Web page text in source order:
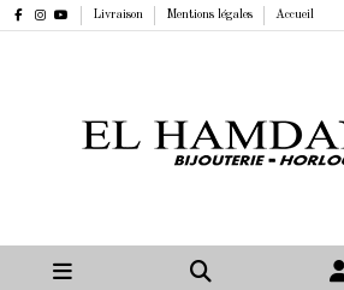
Livraison Mentions légales Accueil